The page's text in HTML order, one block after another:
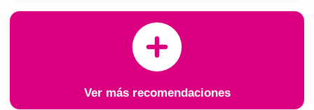
Ver más recomendaciones